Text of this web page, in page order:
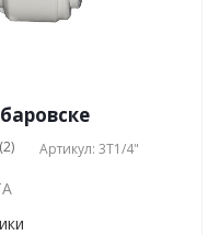
Артикул: 3Т1/4"